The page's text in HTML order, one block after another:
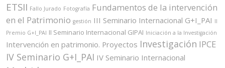
ETSII Fallo Jurado Fotografía Fundamentos de la intervención
en el Patrimonio gestión III Seminario Internacional G+I_PAI II
Premio G+I_PAI II Seminario Internacional GIPAI Iniciación a la Investigación
Intervención en patrimonio. Proyectos Investigación IPCE
IV Seminario G+I_PAI IV Seminario Internacional